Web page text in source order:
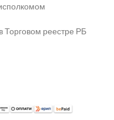
Торговом реестре РБ